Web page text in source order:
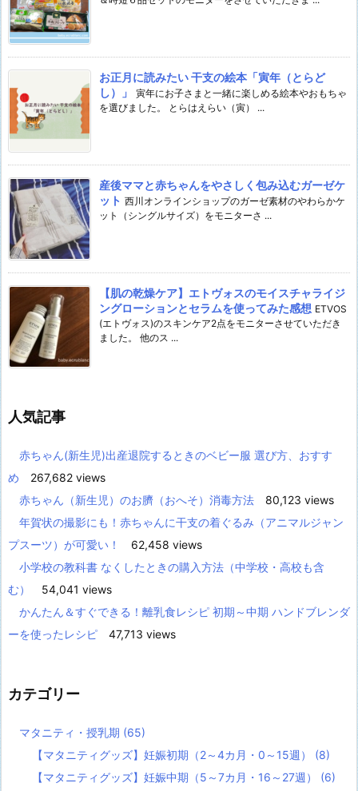
お正月に読みたい 干支の絵本「寅年（とらど
し）」
寅年にお子さまと一緒に楽しめる絵本やおもちゃ
を選びました。 とらはえらい（寅） ...
産後ママと赤ちゃんをやさしく包み込むガーゼケ
ット 西川オンラインショップのガーゼ素材のやわらかケ
ット（シングルサイズ）をモニターさ ...
【肌の乾燥ケア】エトヴォスのモイスチャライジ
ングローションとセラムを使ってみた感想 ETVOS
(エトヴォス)のスキンケア2点をモニターさせていただき
ました。 他のス ...
人気記事
赤ちゃん(新生児)出産退院するときのベビー服 選び方、おすす
め
267,682 views
赤ちゃん（新生児）のお臍（おへそ）消毒方法
80,123 views
年賀状の撮影にも！赤ちゃんに干支の着ぐるみ（アニマルジャン
プスーツ）が可愛い！
62,458 views
小学校の教科書 なくしたときの購入方法（中学校・高校も含
む）
54,041 views
かんたん＆すぐできる！離乳食レシピ 初期～中期 ハンドブレンダ
ーを使ったレシピ
47,713 views
カテゴリー
マタニティ・授乳期 (65)
【マタニティグッズ】妊娠初期（2～4カ月・0～15週） (8)
【マタニティグッズ】妊娠中期（5～7カ月・16～27週） (6)